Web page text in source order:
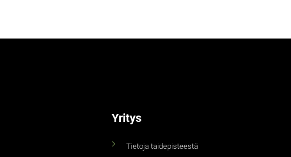
Yritys
Tietoja taidepisteestä